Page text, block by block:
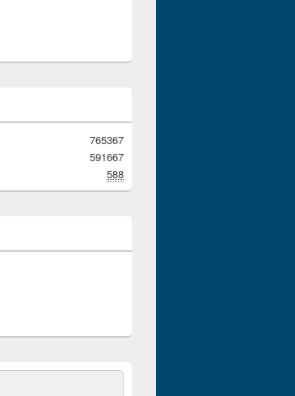
765367
591667
588